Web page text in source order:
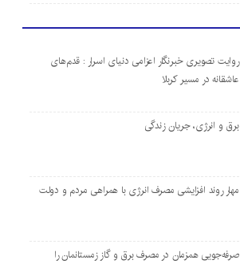
روایت تصویری خبرنگار اعزامی دنیای اسرار : قدم‌های
عاشقانه در مسیر کربلا
برق و انرژی، جریان زندگی
مهار روند افزایشی مصرف انرژی با همراهی مردم و دولت
صرفه‌جویی همزمان در مصرف برق و گاز زمستانمان را